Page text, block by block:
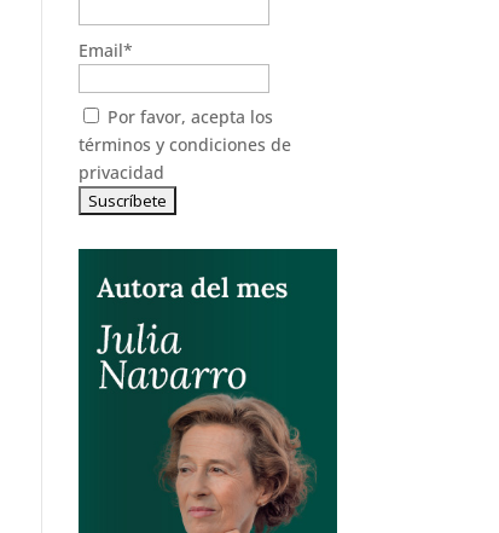
Email*
Por favor, acepta los
términos y condiciones de
privacidad